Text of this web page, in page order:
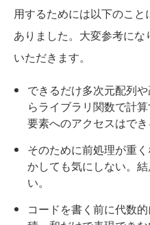
用するためには以下のこ
ありました。大変参考に
いただきます。
できるだけ多次元配列
らライブラリ関数で計
要素へのアクセスはでき
そのために前処理が重
かしても気にしない。
い。
コードを書く前に代数